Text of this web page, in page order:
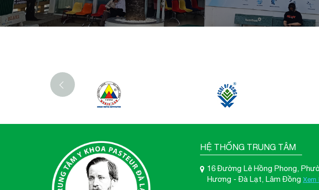
‹
HỆ THỐNG TRUNG TÂM
16 Đường Lê Hồng Phong,
Hương - Đà Lạt, Lâm Đồng Xem